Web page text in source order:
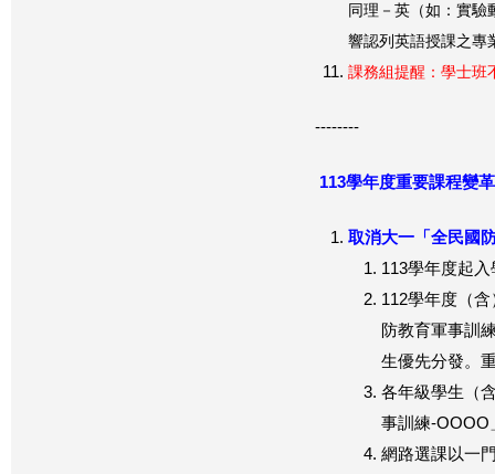
同理－英（如：實驗
響認列英語授課之專
課務組提醒：學士班
--------
113學年度重要課程變
取消大一「全民國
113學年度起
112學年度（
防教育軍事訓
生優先分發。
各年級學生（
事訓練-OOOO
網路選課以一